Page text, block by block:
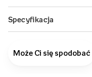
Może Ci się spodobać